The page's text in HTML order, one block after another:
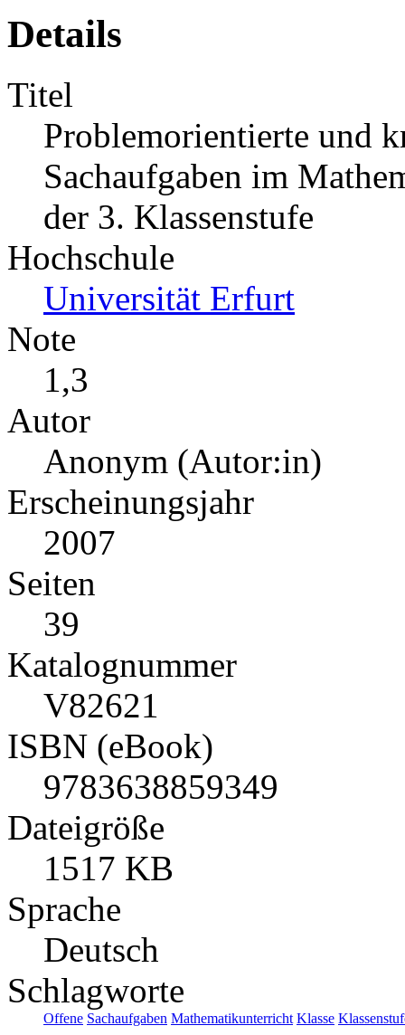
Details
Titel
Problemorientierte und
Sachaufgaben im
der 3. Klassenstufe
Hochschule
Universität Erfurt
Note
1,3
Autor
Anonym (Autor:in)
Erscheinungsjahr
2007
Seiten
39
Katalognummer
V82621
ISBN (eBook)
9783638859349
Dateigröße
1517 KB
Sprache
Deutsch
Schlagworte
Offene Sachaufgaben Mathematikunterricht Klasse